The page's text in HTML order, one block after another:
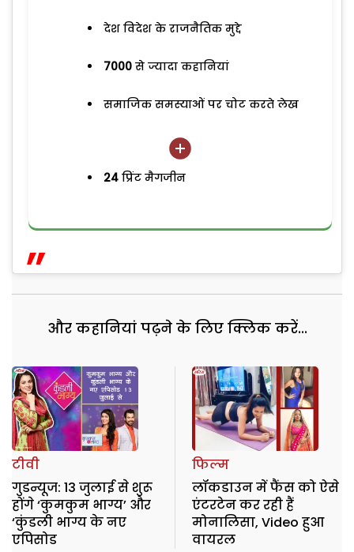
देश विदेश के राजनैतिक मुद्दे
7000से ज्यादा कहानियां
समाजिक समस्याओं पर चोट करते लेख
24प्रिंट मैगजीन
और कहानियां पढ़ने के लिए क्लिक करें...
टीवी
गुडन्यूज: 13 जुलाई से शुरू
होंगे ‘कुमकुम भाग्य’ और
‘कुंडली भाग्य के नए
एपिसोड
फिल्म
लॉकडाउन में फैंस को ऐसे
एंटरटेन कर रही हैं
मोनालिसा, Video हुआ
वायरल